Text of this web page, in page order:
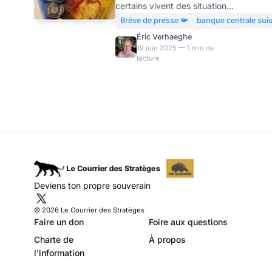
directeur de 0% !
certains vivent des situations
plus simples que d’autres.
Ainsi, la Banque centrale
suisse vient de réduire son
taux directeur à 0%. Il faut
rémunération des dépôts… Le
graphique ci-dessus explique
largement la décision des
autorités monétaires
helvétiques. Depuis l
Brève de presse 📯
banque centrale
Éric Verhaeghe
19 juin 2025 — 1 min de
lecture
Deviens ton propre souverain
© 2026 Le Courrier des Stratèges
Faire un don
Foire aux questions
Charte de
l’information
À propos